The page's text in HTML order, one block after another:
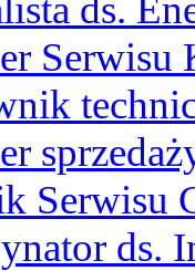
ds.
Serwisu
Serwisu
ds.